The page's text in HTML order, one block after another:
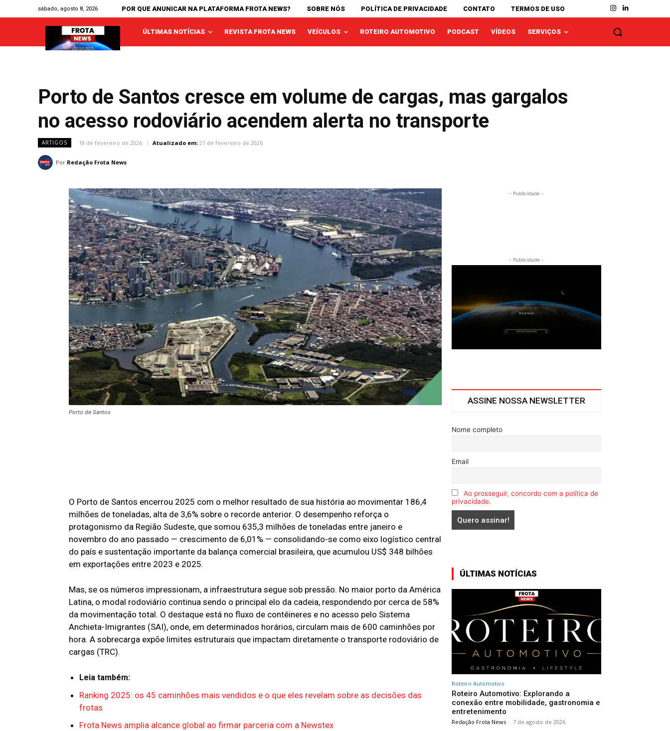
sábado, agosto 8, 2026 POR QUE ANUNICAR NA PLATAFORMA FROTA NEWS? SOBRE NÓS POLÍTICA DE PRIVACIDADE CONTATO TERMOS DE USO
ÚLTIMAS NOTÍCIAS REVISTA FROTA NEWS VEÍCULOS ROTEIRO AUTOMOTIVO PODCAST VÍDEOS SERVIÇOS
Porto de Santos cresce em volume de cargas, mas gargalos
no acesso rodoviário acendem alerta no transporte
ARTIGOS 18 de fevereiro de 2026 Atualizado em: 21 de fevereiro de 2026
Por Redação Frota News
Porto de Santos
O Porto de Santos encerrou 2025 com o melhor resultado de sua história ao movimentar 186,4
milhões de toneladas, alta de 3,6% sobre o recorde anterior. O desempenho reforça o
protagonismo da Região Sudeste, que somou 635,3 milhões de toneladas entre janeiro e
novembro do ano passado — crescimento de 6,01% — consolidando-se como eixo logístico central
do país e sustentação importante da balança comercial brasileira, que acumulou US$ 348 bilhões
em exportações entre 2023 e 2025.
Mas, se os números impressionam, a infraestrutura segue sob pressão. No maior porto da América
Latina, o modal rodoviário continua sendo o principal elo da cadeia, respondendo por cerca de 58%
da movimentação total. O destaque está no fluxo de contêineres e no acesso pelo Sistema
Anchieta-Imigrantes (SAI), onde, em determinados horários, circulam mais de 600 caminhões por
hora. A sobrecarga expõe limites estruturais que impactam diretamente o transporte rodoviário de
cargas (TRC).
Leia também:
Ranking 2025: os 45 caminhões mais vendidos e o que eles revelam sobre as decisões das
frotas
Frota News amplia alcance global ao firmar parceria com a Newstex
- Publicidade -
- Publicidade -
ASSINE NOSSA NEWSLETTER
Nome completo
Email
Ao prosseguir, concordo com a política de
privacidade.
ÚLTIMAS NOTÍCIAS
Roteiro Automotivo
Roteiro Automotivo: Explorando a
conexão entre mobilidade, gastronomia e
entretenimento
Redação Frota News - 7 de agosto de 2026